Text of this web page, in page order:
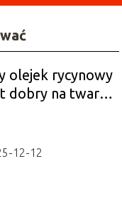
olejek rycynowy
dobry na twarz?
12-12